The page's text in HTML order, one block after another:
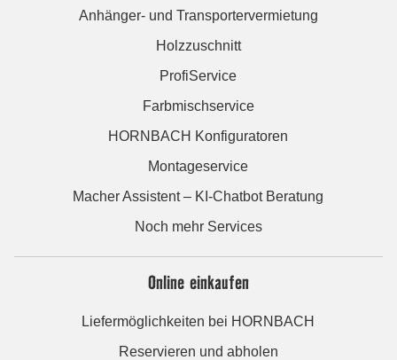
Anhänger- und Transportervermietung
Holzzuschnitt
ProfiService
Farbmischservice
HORNBACH Konfiguratoren
Montageservice
Macher Assistent – KI-Chatbot Beratung
Noch mehr Services
Online einkaufen
Liefermöglichkeiten bei HORNBACH
Reservieren und abholen